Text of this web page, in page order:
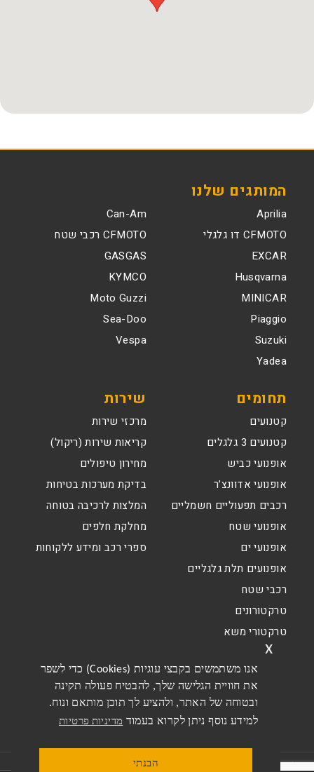
אנו משתמשים בקבצי עוגיות (Cookies) כדי לשפר
את חוויית הגלישה שלך, להבטיח פעולה תקינה
ובטוחה של האתר, ולהציע לך תוכן מותאם ונוח.
למידע נוסף ניתן לקרוא בעמוד מדיניות פרטיות
הבנתי
x
המותגים שלנו
Aprilia
Can-Am
CFMOTO דו גלגלי
CFMOTO רכבי שטח
EXCAR
GASGAS
Husqvarna
KYMCO
MINICAR
Moto Guzzi
Piaggio
Sea-Doo
Suzuki
Vespa
Yadea
תחומים
קטנועים
קטנועים 3 גלגלים
אופנועי כביש
אופנועי אדוונצ’ר
רכבים תפעוליים חשמליים
אופנועי שטח
אופנועי ים
אופנועים תלת גלגליים
רכבי שטח
טרקטורונים
טרקטורי משא
שירות
מרכזי שירות
קריאות שירות (ריקול)
מחירון טיפולים
בדיקת מערכות בטיחות
המלצות לרכיבה בטוחה
מחלקת חלפים
ספרי רכב ומידע ללקוחות
תקנון האתר תקנון מבצעים דו גלגלי